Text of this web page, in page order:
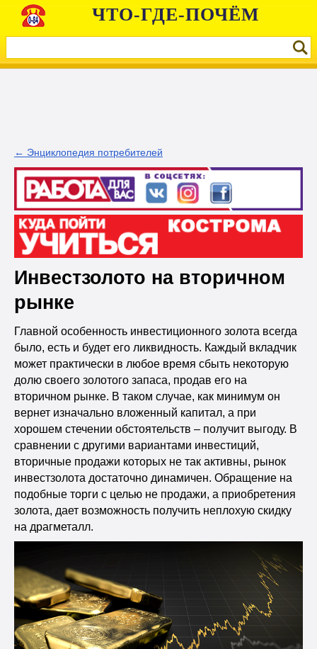
ЧТО-ГДЕ-ПОЧЁМ
← Энциклопедия потребителей
Инвестзолото на вторичном
рынке
Главной особенность инвестиционного золота всегда
было, есть и будет его ликвидность. Каждый вкладчик
может практически в любое время сбыть некоторую
долю своего золотого запаса, продав его на
вторичном рынке. В таком случае, как минимум он
вернет изначально вложенный капитал, а при
хорошем стечении обстоятельств – получит выгоду. В
сравнении с другими вариантами инвестиций,
вторичные продажи которых не так активны, рынок
инвестзолота достаточно динамичен. Обращение на
подобные торги с целью не продажи, а приобретения
золота, дает возможность получить неплохую скидку
на драгметалл.